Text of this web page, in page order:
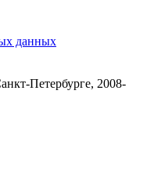
данных
Петербурге, 2008-